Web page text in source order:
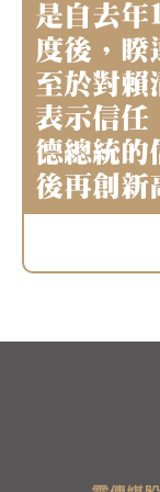
是自去年
度後，睽
至於對賴
表示信任
德總統的
後再創新